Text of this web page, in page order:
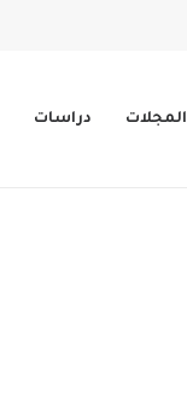
المجلات دراسات